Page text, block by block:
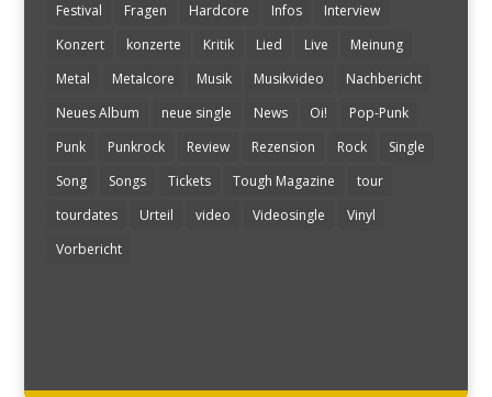
Festival
Fragen Hardcore Infos
Interview
Konzert
konzerte Kritik Lied Live
Meinung
Metal
Metalcore Musik Musikvideo
Nachbericht
Neues Album
neue single News Oi!
Pop-Punk
Punk
Punkrock Review Rezension Rock
Single
Song
Songs Tickets Tough Magazine
tour
tourdates
Urteil video Videosingle
Vinyl
Vorbericht